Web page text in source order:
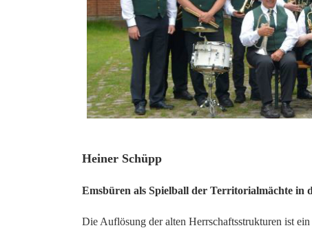
20
Heiner Schüpp
Emsbüren als Spielball der Territorialmächte in
Die Auflösung der alten Herrschaftsstrukturen ist